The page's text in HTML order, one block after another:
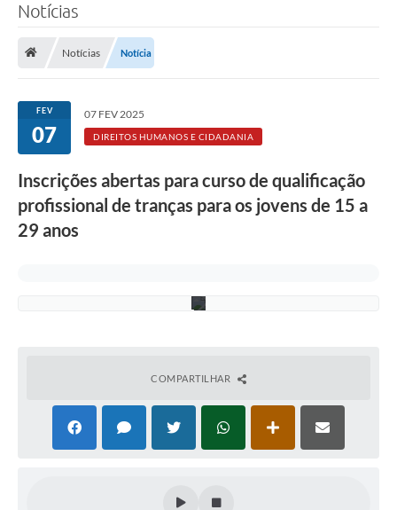
Notícias
Notícias Notícia
FEV
07
07 FEV 2025
DIREITOS HUMANOS E CIDADANIA
Inscrições abertas para curso de qualificação
profissional de tranças para os jovens de 15 a
29 anos
o
n
i
e
V
COMPARTILHAR